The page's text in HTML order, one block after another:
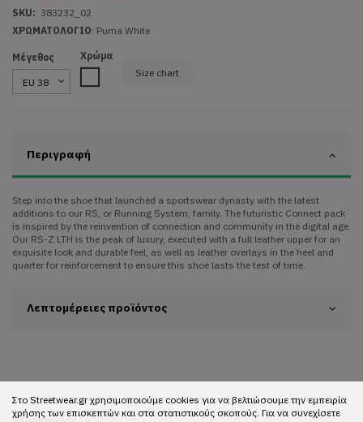
SKU:: 383232_02
ΧΡΩΜΑΤΟΛΟΓΙΟ: Puma White
Μέγεθος
Χρώμα
Size chart
Περιγραφή
Step into the shoe that launched a sportswear dynasty with the latest
additions to our RS, or Running System, family. The futuristic Connect pack
is inspired by the reinvention of connection and community in the digital age.
Our RS-Z LTH is the peak of luxury, executed with a full leather upper for an
exquisite look and durable feel, as well as leather overlays in the heel and
quarter for reinforcement to ensure this shoe lasts the test of time.
Λεπτομέρειες προϊόντος
Στο Streetwear.gr χρησιμοποιούμε cookies για να βελτιώσουμε την εμπειρία
χρήσης των επισκεπτών και στα στατιστικούς σκοπούς. Για να συνεχίσετε